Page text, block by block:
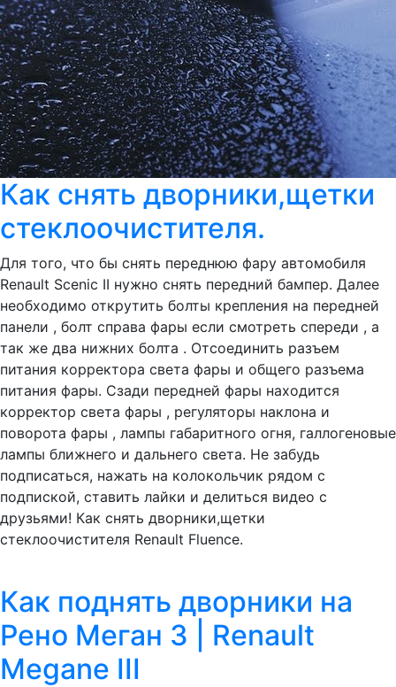
Как снять дворники,щетки
стеклоочистителя.
Для того, что бы снять переднюю фару автомобиля
Renault Scenic II нужно снять передний бампер. Далее
необходимо открутить болты крепления на передней
панели , болт справа фары если смотреть спереди , а
так же два нижних болта . Отсоединить разъем
питания корректора света фары и общего разъема
питания фары. Сзади передней фары находится
корректор света фары , регуляторы наклона и
поворота фары , лампы габаритного огня, галлогеновые
лампы ближнего и дальнего света. Не забудь
подписаться, нажать на колокольчик рядом с
подпиской, ставить лайки и делиться видео с
друзьями! Как снять дворники,щетки
стеклоочистителя Renault Fluence.
Как поднять дворники на
Рено Меган 3 | Renault
Megane III